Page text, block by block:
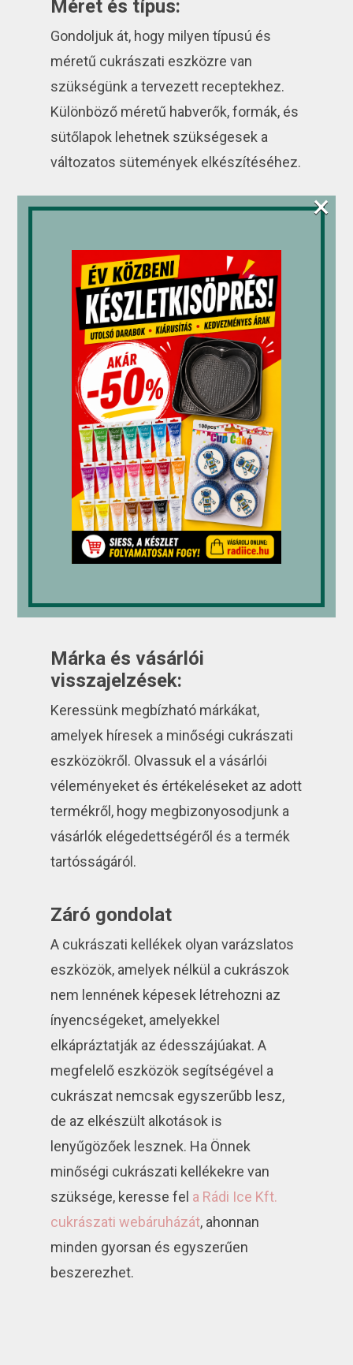
Méret és típus:
Gondoljuk át, hogy milyen típusú és
méretű cukrászati eszközre van
szükségünk a tervezett receptekhez.
Különböző méretű habverők, formák, és
sütőlapok lehetnek szükségesek a
változatos sütemények elkészítéséhez.
Kényelem és ergonómia:
például habverő vagy tésztafakanál,
kényelmes fogásra és könnyű
kezelhetőségre ügyeljen. Az
ergonomikus kialakítás csökkentheti a
konyhai fáradtságot és növelheti a
hatékonyságot.
Tisztítás és karbantartás:
Válasszunk olyan cukrászati
eszközöket, amelyek könnyen
tisztíthatók és karbantarthatók. A
mosogatógépben mosható vagy sima
kezelhetők.
Márka és vásárlói
visszajelzések:
Keressünk megbízható márkákat,
amelyek híresek a minőségi cukrászati
eszközökről. Olvassuk el a vásárlói
véleményeket és értékeléseket az adott
termékről, hogy megbizonyosodjunk a
vásárlók elégedettségéről és a termék
tartósságáról.
Záró gondolat
A cukrászati kellékek olyan varázslatos
eszközök, amelyek nélkül a cukrászok
nem lennének képesek létrehozni az
ínyencségeket, amelyekkel
elkápráztatják az édesszájúakat. A
megfelelő eszközök segítségével a
cukrászat nemcsak egyszerűbb lesz,
de az elkészült alkotások is
lenyűgözőek lesznek. Ha Önnek
minőségi cukrászati kellékekre van
szüksége, keresse fel a Rádi Ice Kft.
cukrászati webáruházát, ahonnan
minden gyorsan és egyszerűen
beszerezhet.
×